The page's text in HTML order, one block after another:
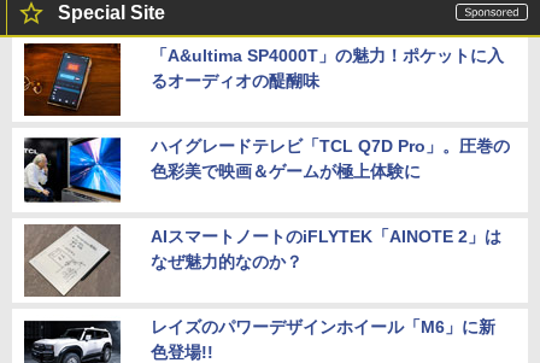
Special Site
「A&ultima SP4000T」の魅力！ポケットに入
るオーディオの醍醐味
ハイグレードテレビ「TCL Q7D Pro」。圧巻の
色彩美で映画＆ゲームが極上体験に
AIスマートノートのiFLYTEK「AINOTE 2」は
なぜ魅力的なのか？
レイズのパワーデザインホイール「M6」に新
色登場!!